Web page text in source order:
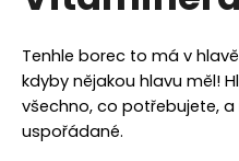
5
hvězdiček.
Tenhle borec to má v
kdyby nějakou hlavu měl!
všechno, co potřebujete,
uspořádané.
j
í
t
?